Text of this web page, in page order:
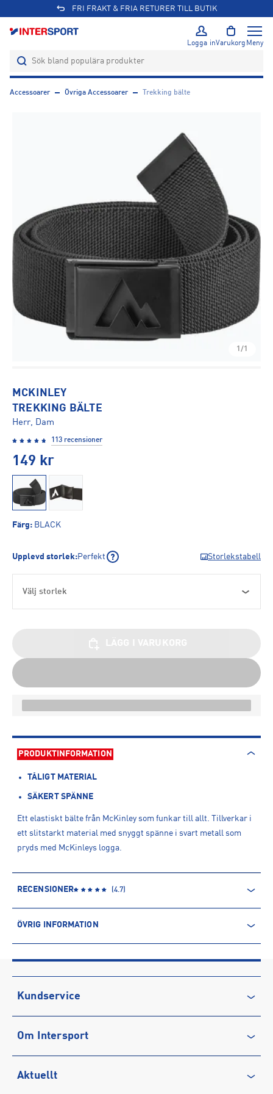
FRI FRAKT & FRIA RETURER TILL BUTIK
Logga inVarukorg Meny
Accessoarer Övriga Accessoarer Trekking bälte
1/1
MCKINLEY
TREKKING BÄLTE
Herr, Dam
113 recensioner
149 kr
Färg: BLACK
Upplevd storlek:Perfekt Storlekstabell
Välj storlek
PRODUKTINFORMATION
TÅLIGT MATERIAL
SÄKERT SPÄNNE
Ett elastiskt bälte från McKinley som funkar till allt. Tillverkar i
ett slitstarkt material med snyggt spänne i svart metall som
pryds med McKinleys logga.
RECENSIONER (4.7)
ÖVRIG INFORMATION
Produktnummer: 1544298
Leverantörens produktnummer: 1544298
Artikelnummer: 154429802-BLACK
Tillverkaradress
Kontakt tillverkare: kundservice@intersport.se
Kundservice
Vanliga frågor & svar
Köpvillkor
Om Intersport
Karriär på INTERSPORT
Aktuellt